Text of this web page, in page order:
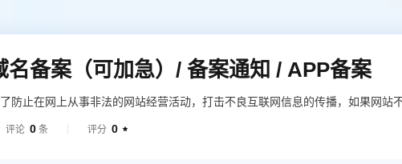
名备案（可加急）/ 备案通知 / APP备案
防止在网上从事非法的网站经营活动，打击不良互联网信息的传播，如果网站不
评论 0 条 评分 0 